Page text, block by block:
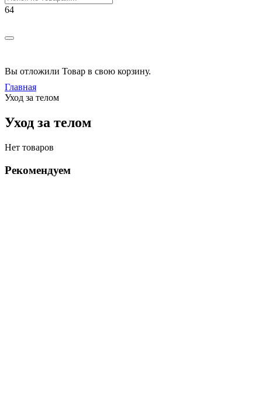
Вы отложили Товар в свою корзину.
Главная
Уход за телом
Уход за телом
Нет товаров
Рекомендуем